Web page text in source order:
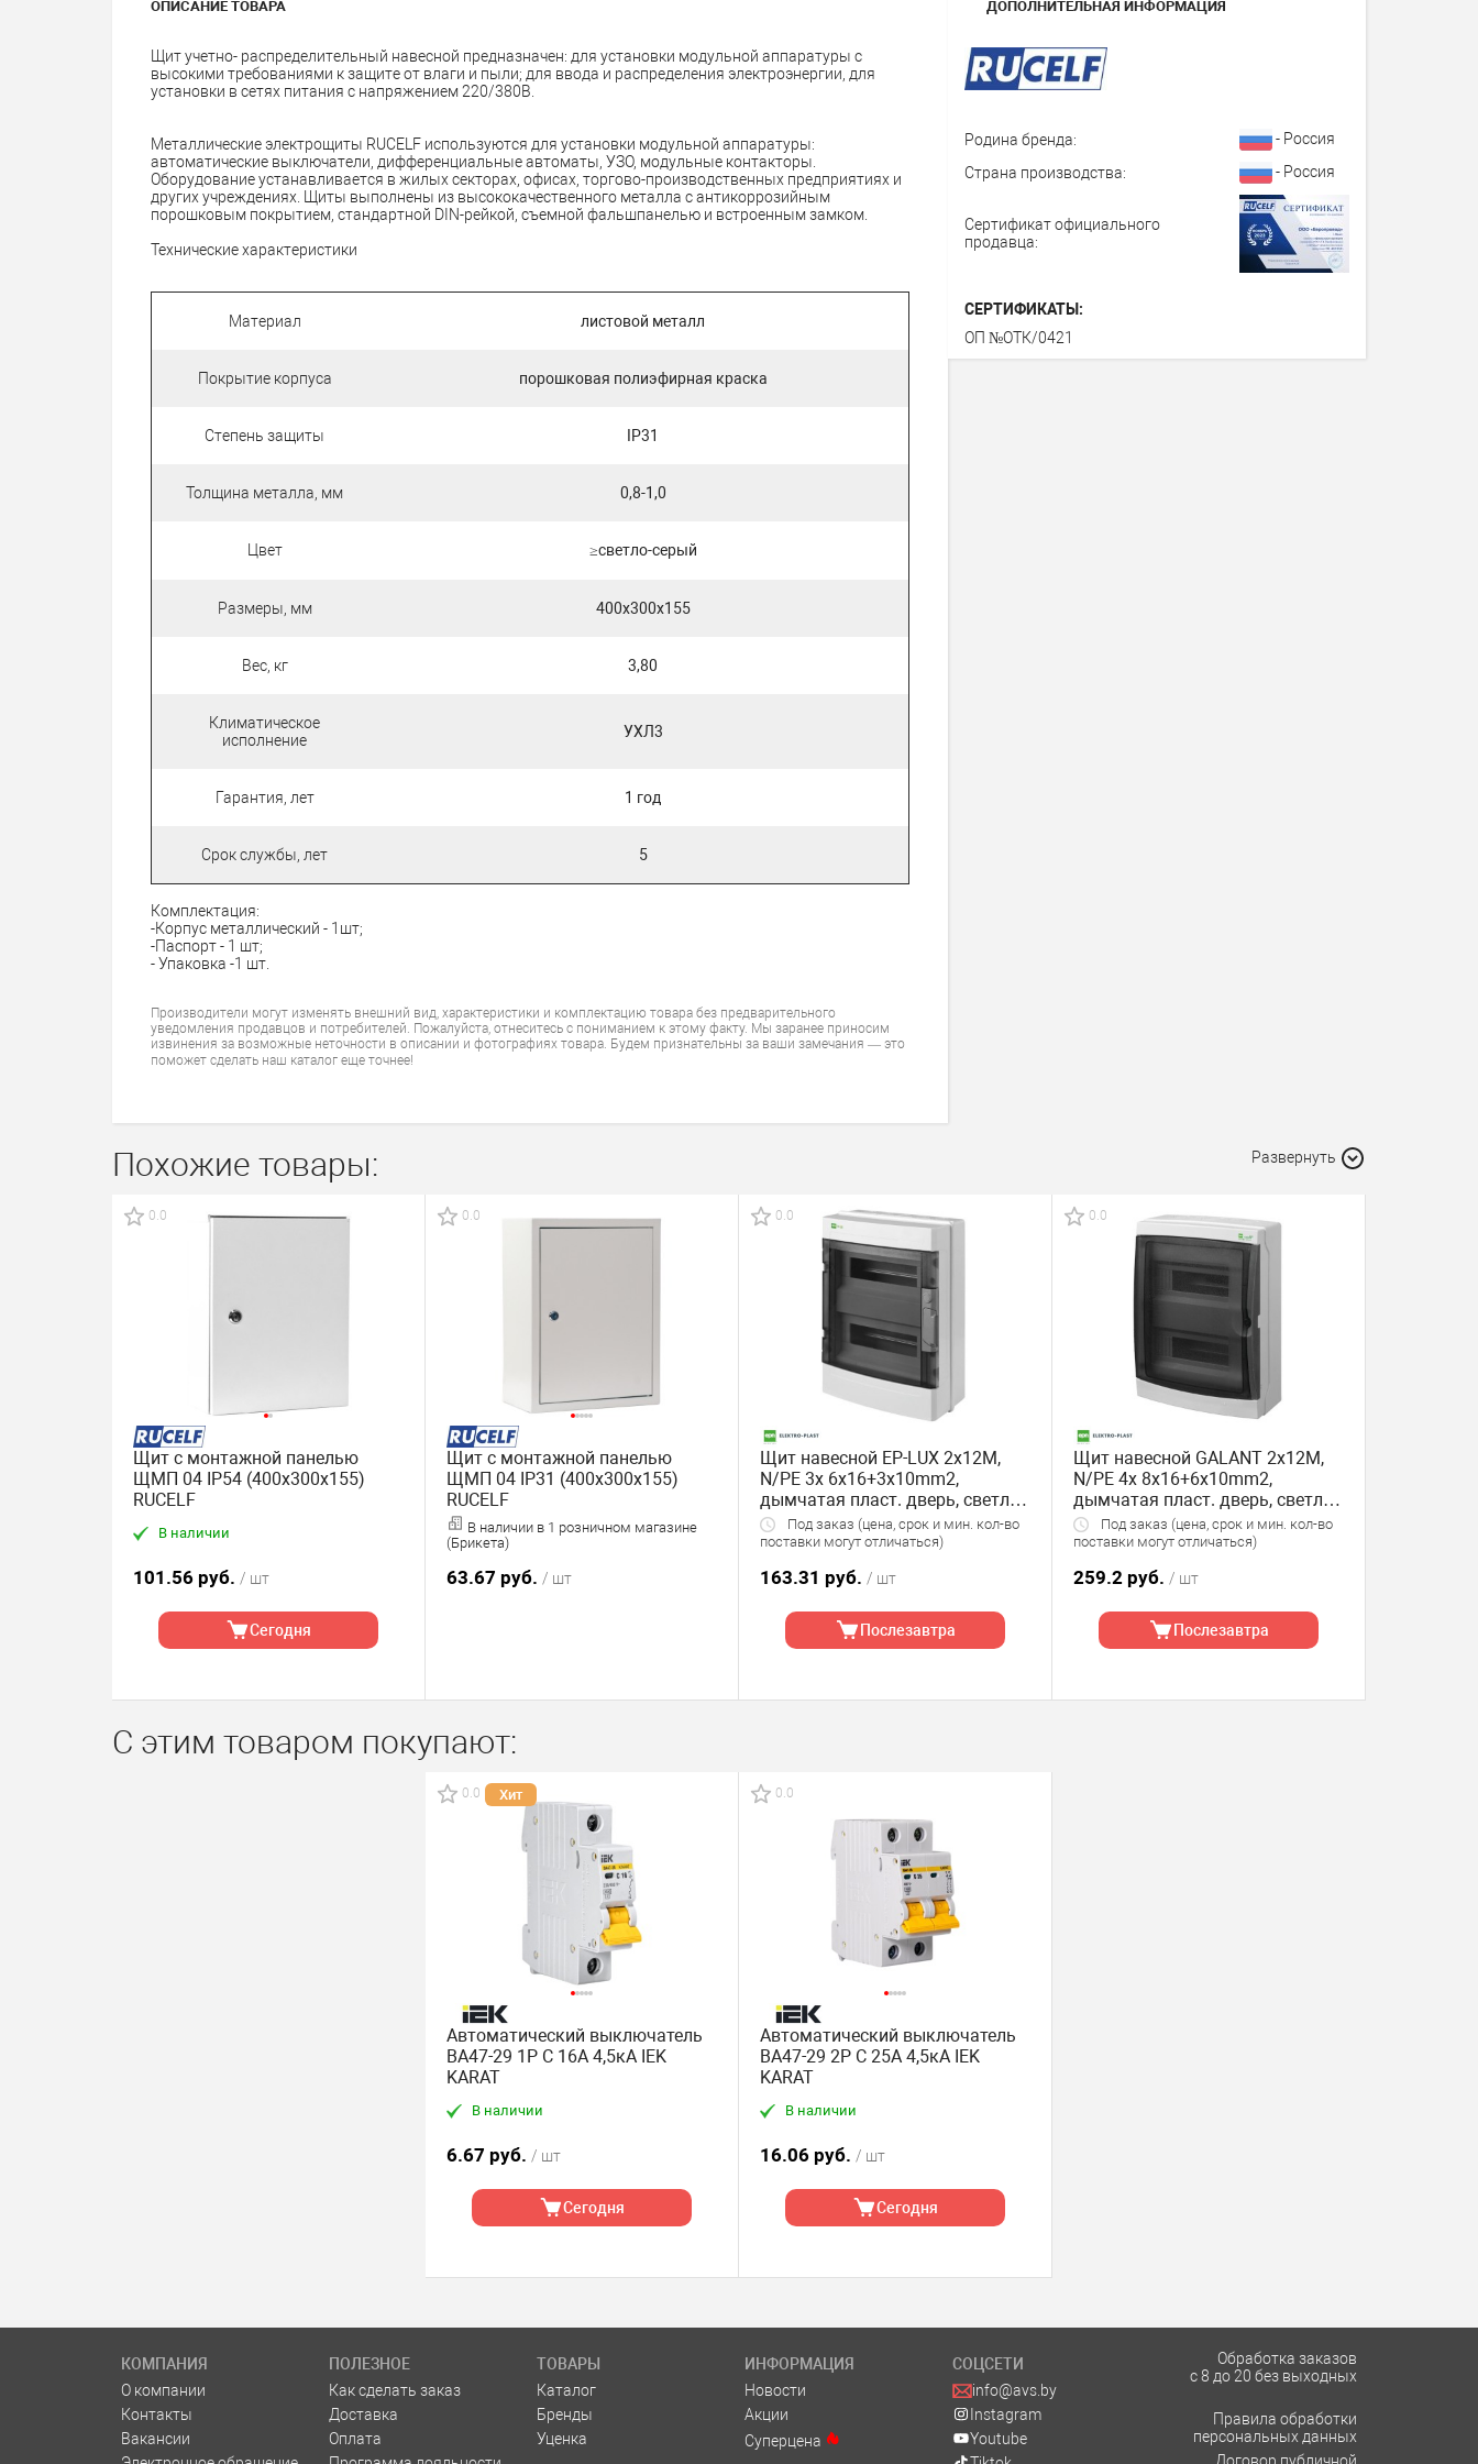
ОПИСАНИЕ ТОВАРА
Щит учетно- распределительный навесной предназначен: для установки модульной аппаратуры с
высокими требованиями к защите от влаги и пыли; для ввода и распределения электроэнергии, для
установки в сетях питания с напряжением 220/380В.
Металлические электрощиты RUCELF используются для установки модульной аппаратуры:
автоматические выключатели, дифференциальные автоматы, УЗО, модульные контакторы.
Оборудование устанавливается в жилых секторах, офисах, торгово-производственных предприятиях и
других учреждениях. Щиты выполнены из высококачественного металла с антикоррозийным
порошковым покрытием, стандартной DIN-рейкой, съемной фальшпанелью и встроенным замком.
Технические характеристики
Материал листовой металл
Покрытие корпуса порошковая полиэфирная краска
Степень защиты IP31
Толщина металла, мм 0,8-1,0
Цвет ≥светло-серый
Размеры, мм 400х300х155
Вес, кг 3,80
Климатическое
исполнение
УХЛ3
Гарантия, лет 1 год
Срок службы, лет 5
Комплектация:
-Корпус металлический - 1шт;
-Паспорт - 1 шт;
- Упаковка -1 шт.
Производители могут изменять внешний вид, характеристики и комплектацию товара без предварительного
уведомления продавцов и потребителей. Пожалуйста, отнеситесь с пониманием к этому факту. Мы заранее приносим
извинения за возможные неточности в описании и фотографиях товара. Будем признательны за ваши замечания — это
поможет сделать наш каталог еще точнее!
ДОПОЛНИТЕЛЬНАЯ ИНФОРМАЦИЯ
Родина бренда:
- Россия
Страна производства:
- Россия
Сертификат официального
продавца:
СЕРТИФИКАТЫ:
ОП №ОТК/0421
Похожие товары: Развернуть
0.0
Щит с монтажной панелью
ЩМП 04 IP54 (400х300х155)
RUCELF
В наличии
101.56 руб. / шт
Сегодня
0.0
Щит с монтажной панелью
ЩМП 04 IP31 (400х300х155)
RUCELF
В наличии в 1 розничном магазине
(Брикета)
63.67 руб. / шт
0.0
Щит навесной EP-LUX 2x12M,
N/PE 3x 6x16+3x10mm2,
дымчатая пласт. дверь, светло-
серый RAL7035,
408x304x149mm, IP65
Под заказ (цена, срок и мин. кол-во
поставки могут отличаться)
163.31 руб. / шт
Послезавтра
0.0
Щит навесной GALANT 2x12M,
N/PE 4x 8x16+6x10mm2,
дымчатая пласт. дверь, светло-
серый RAL7035,
410x305x160mm, IP65
Под заказ (цена, срок и мин. кол-во
поставки могут отличаться)
259.2 руб. / шт
Послезавтра
С этим товаром покупают:
0.0 Хит
Автоматический выключатель
ВА47-29 1P C 16А 4,5кА IEK
KARAT
В наличии
6.67 руб. / шт
Сегодня
0.0
Автоматический выключатель
ВА47-29 2P C 25А 4,5кА IEK
KARAT
В наличии
16.06 руб. / шт
Сегодня
КОМПАНИЯ
О компании
Контакты
Вакансии
ПОЛЕЗНОЕ
Как сделать заказ
Доставка
Оплата
ТОВАРЫ
Каталог
Бренды
Уценка
ИНФОРМАЦИЯ
Новости
Акции
Суперцена
СОЦСЕТИ
info@avs.by
Instagram
Youtube
Обработка заказов
с 8 до 20 без выходных
Правила обработки
персональных данных
Договор публичной